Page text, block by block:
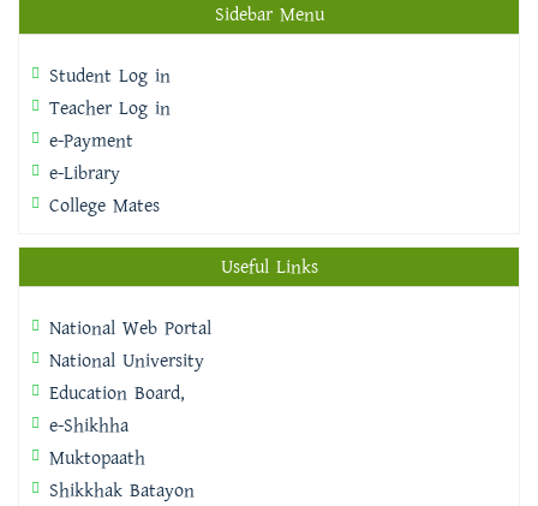
Sidebar Menu
Student Log in
Teacher Log in
e-Payment
e-Library
College Mates
Useful Links
National Web Portal
National University
Education Board,
e-Shikhha
Muktopaath
Shikkhak Batayon